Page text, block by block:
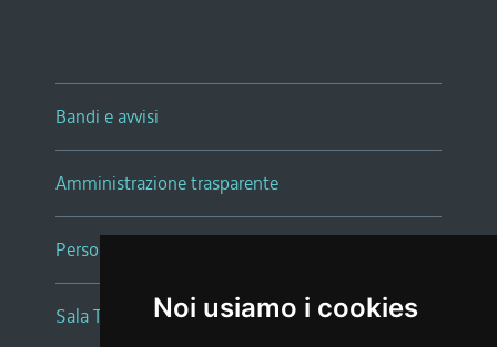
Noi usiamo i cookies
Bandi e avvisi
Amministrazione trasparente
Persone e Uffici
Sala Tiziano Tessitori